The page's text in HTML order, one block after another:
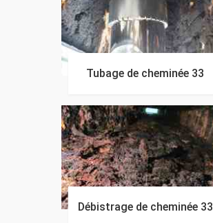
Tubage de cheminée 33
Débistrage de cheminée 33